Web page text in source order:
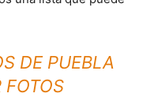
DE PUEBLA
FOTOS